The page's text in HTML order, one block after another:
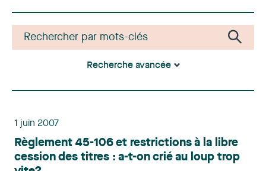
Recherche avancée
1 juin 2007
Règlement 45-106 et restrictions à la libre
cession des titres : a-t-on crié au loup trop